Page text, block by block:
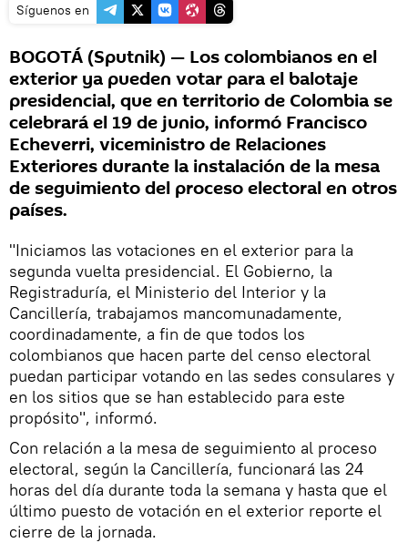
Síguenos en
BOGOTÁ (Sputnik) — Los colombianos en el
exterior ya pueden votar para el balotaje
presidencial, que en territorio de Colombia se
celebrará el 19 de junio, informó Francisco
Echeverri, viceministro de Relaciones
Exteriores durante la instalación de la mesa
de seguimiento del proceso electoral en otros
países.
"Iniciamos las votaciones en el exterior para la
segunda vuelta presidencial. El Gobierno, la
Registraduría, el Ministerio del Interior y la
Cancillería, trabajamos mancomunadamente,
coordinadamente, a fin de que todos los
colombianos que hacen parte del censo electoral
puedan participar votando en las sedes consulares y
en los sitios que se han establecido para este
propósito", informó.
Con relación a la mesa de seguimiento al proceso
electoral, según la Cancillería, funcionará las 24
horas del día durante toda la semana y hasta que el
último puesto de votación en el exterior reporte el
cierre de la jornada.